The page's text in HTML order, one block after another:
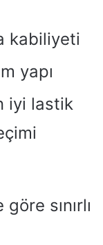
kabiliyeti
yapı
iyi lastik
sınırlı